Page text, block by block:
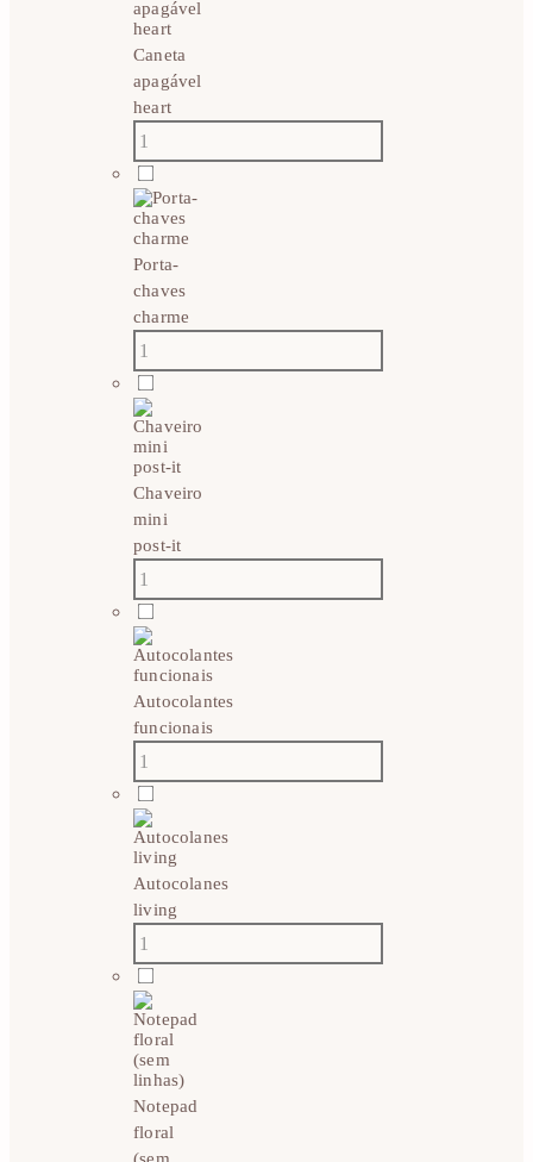
Caneta
apagável
heart
Porta-
chaves
charme
Chaveiro
mini
post-it
Autocolantes
funcionais
Autocolanes
living
Notepad
floral